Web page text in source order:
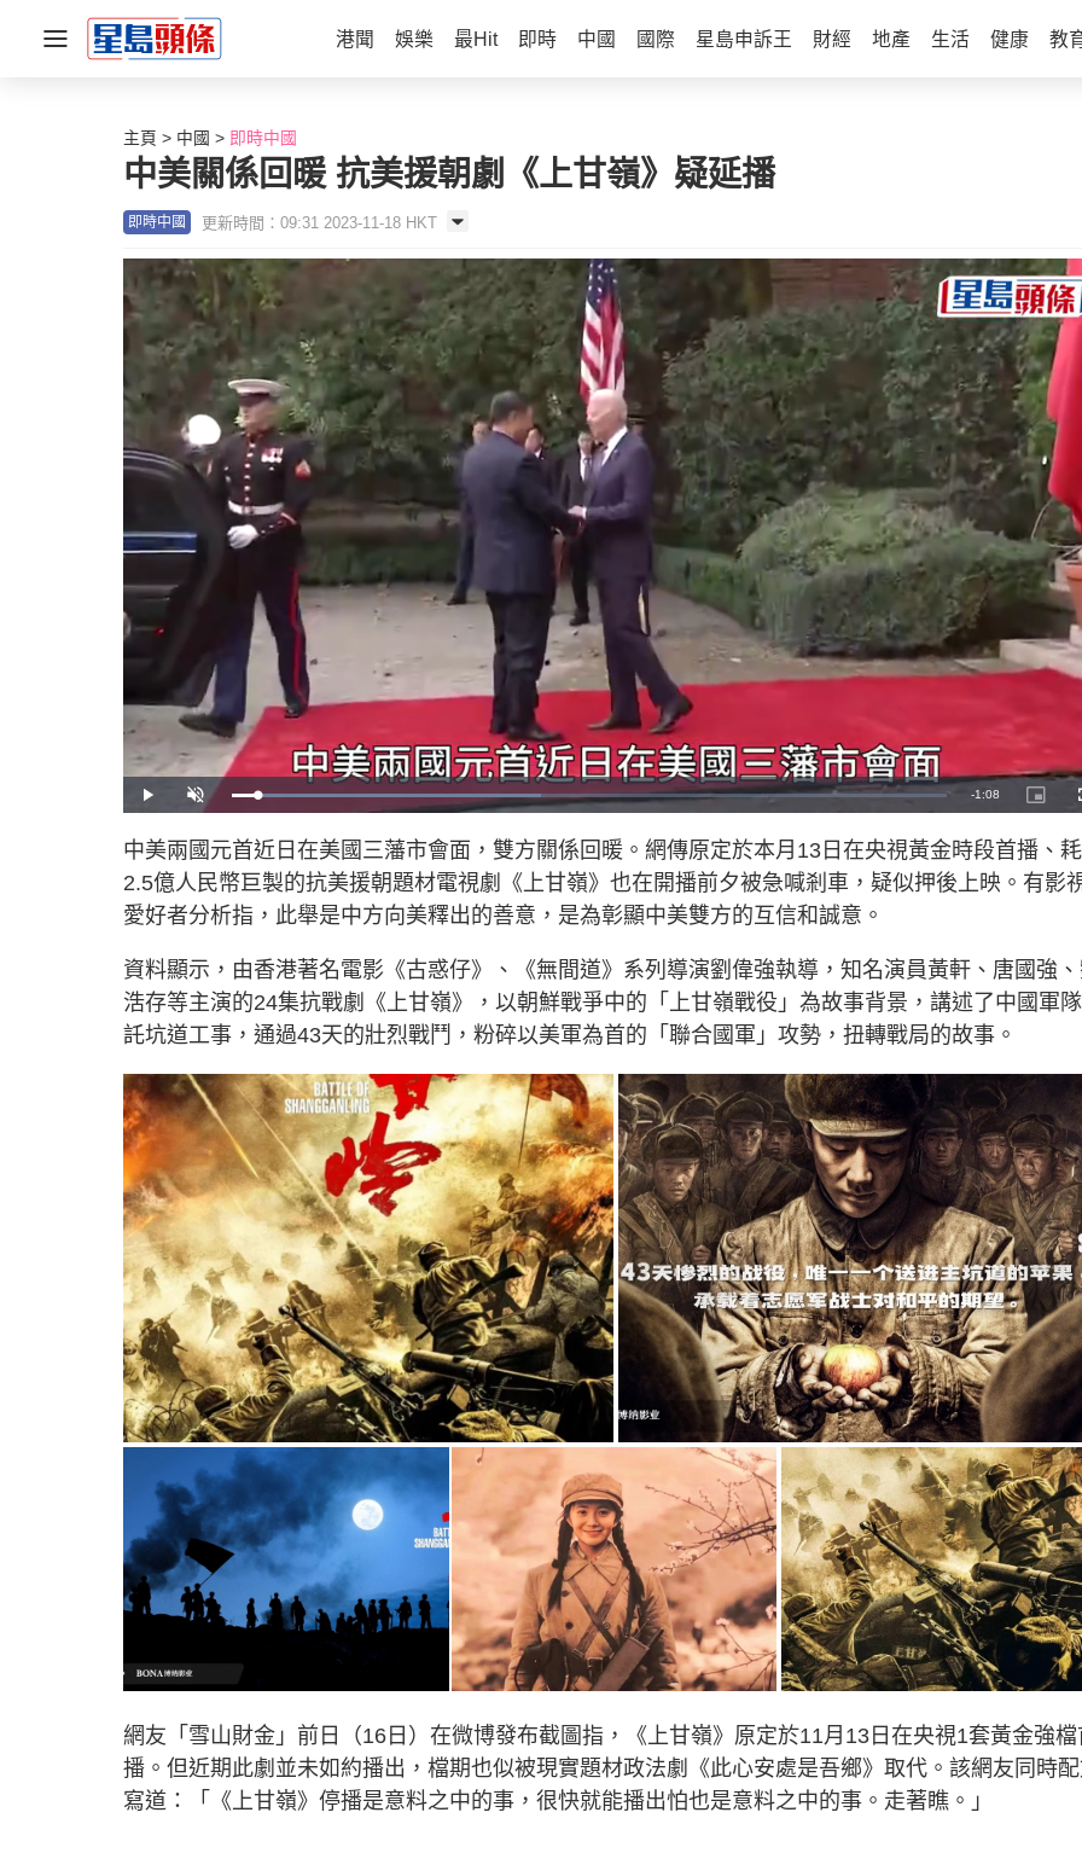
港聞 娛樂 最Hit 即時 中國 國際 星島申訴王 財經 地產 生活 健康 教
主頁 中國 即時中國
中美關係回暖 抗美援朝劇《上甘嶺》疑延播
即時中國 更新時間：09:31 2023-11-18 HKT
P
l
y
U
n
t
e
L
o
e
d
:
4
3
.
2
R
i
n
T
m
e
-1:08
P
i
t
u
r
e
-
i
c
t
u
r
e
中美兩國元首近日在美國三藩市會面，雙方關係回暖。網傳原定於本月13日在央視黃金時段首播、
2.5億人民幣巨製的抗美援朝題材電視劇《上甘嶺》也在開播前夕被急喊剎車，疑似押後上映。有影
愛好者分析指，此舉是中方向美釋出的善意，是為彰顯中美雙方的互信和誠意。
資料顯示，由香港著名電影《古惑仔》、《無間道》系列導演劉偉強執導，知名演員黃軒、唐國強
浩存等主演的24集抗戰劇《上甘嶺》，以朝鮮戰爭中的「上甘嶺戰役」為故事背景，講述了中國軍
託坑道工事，通過43天的壯烈戰鬥，粉碎以美軍為首的「聯合國軍」攻勢，扭轉戰局的故事。
網友「雪山財金」前日（16日）在微博發布截圖指，《上甘嶺》原定於11月13日在央視1套黃金強檔
播。但近期此劇並未如約播出，檔期也似被現實題材政法劇《此心安處是吾鄉》取代。該網友同時
寫道：「《上甘嶺》停播是意料之中的事，很快就能播出怕也是意料之中的事。走著瞧。」